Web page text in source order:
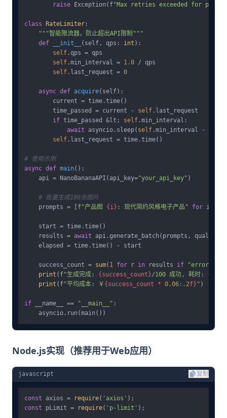
raise Exception( f"Max retries exceeded for
class RateLimiter :
"""智能限流器，防止超出API限制"""
def
__init__ ( self, qps: int ):
self .qps = qps
self .min_interval = 1.0 / qps
self .last_request = 0
async def acquire( self):
        current = time.time()
        time_passed = current -
self .last_request
if time_passed &lt; self .min_interval:
await asyncio.sleep( self .min_interval -
self .last_request = time.time()
# 使用示例
async def main():
    api = NanoBananaAPI(api_key=
"your_api_key" )
# 批量生成100张图片
    prompts = [
f"产品图 {i} : 现代简约风格电子产品" for i
    start = time.time()
    results =
await api.generate_batch(prompts, quality=
    elapsed = time.time() - start
    success_count =
sum( 1 for r in results if "error"
print ( f"生成完成: {success_count}/100 成功, 耗时:
print ( f"平均成本: ￥ {success_count * 0.06: .2f} " )
if __name__ == "__main__" :
Node.js实现（推荐用于Web应用）
javascript 复制
const axios = require( 'axios'
const pLimit = require( 'p-limit' );